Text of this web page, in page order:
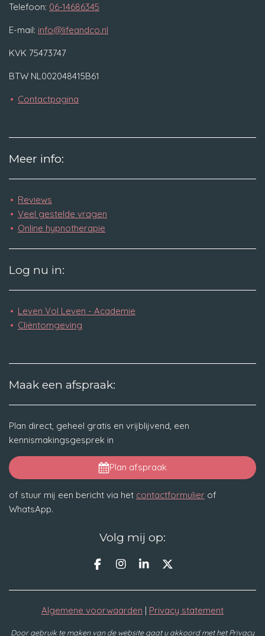
Telefoon: 06-14686345
E-mail: info@lifeandco.nl
KVK 75473747
BTW NL002048415B61
Contactpagina
Meer info:
Reviews
Veel gestelde vragen
Online hypnotherapie
Log nu in:
Leven Vol Leven - Academie
Cliëntomgeving
Maak een afspraak:
Plan direct, geheel gratis en vrijblijvend, een
kennismakingsgesprek in
Plan afspraak
of stuur mij een bericht via het contactformulier of
WhatsApp.
Volg mij op:
F
c
b
o
I
s
a
r
L
n
I
X
Algemene voorwaarden | Privacy statement
Door gebruik te maken van de website gaat u akkoord met het Privacy